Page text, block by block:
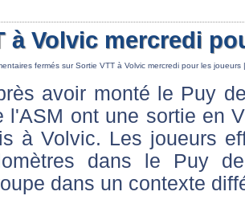
à Volvic mercredi
fermés sur Sortie VTT à Volvic mercredi pour les joueurs
avoir monté le Puy
l'ASM ont une sortie en
à Volvic. Les joueurs
dans le Puy
dans un contexte